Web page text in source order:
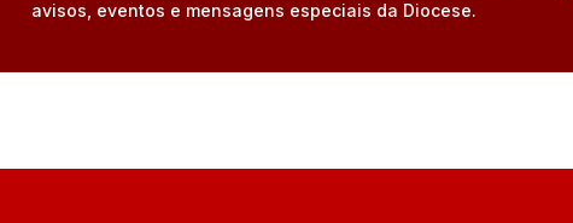
avisos, eventos e mensagens especiais da Diocese.